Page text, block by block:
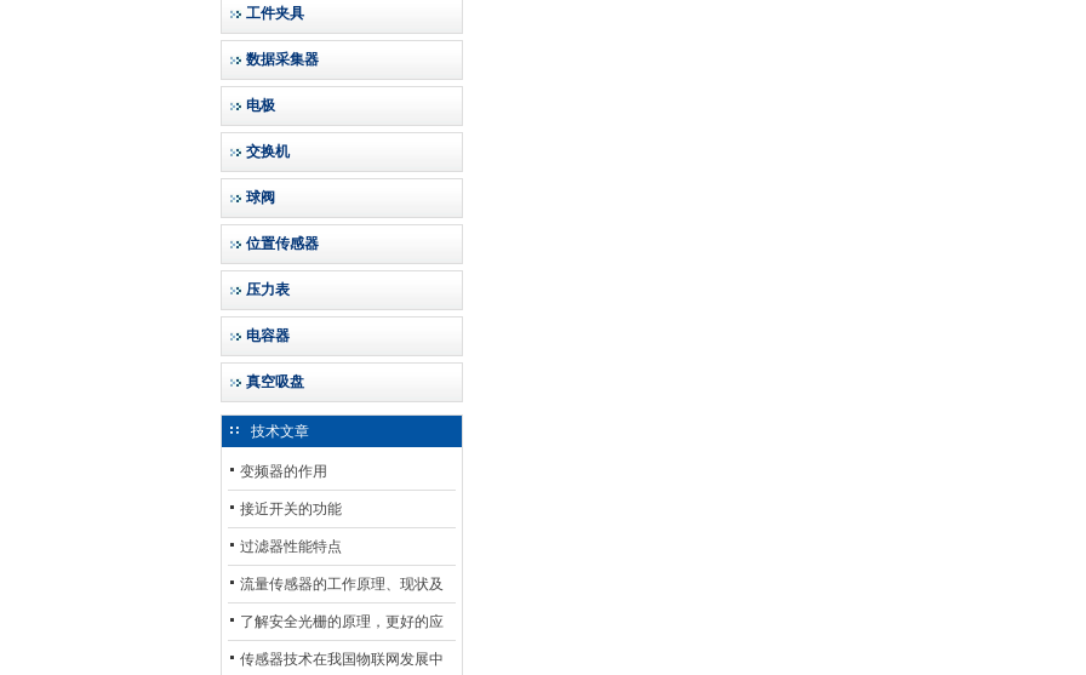
工件夹具
数据采集器
电极
交换机
球阀
位置传感器
压力表
电容器
真空吸盘
技术文章
变频器的作用
接近开关的功能
过滤器性能特点
流量传感器的工作原理、现状及
其发展前景
了解安全光栅的原理，更好的应
用安全光栅
传感器技术在我国物联网发展中